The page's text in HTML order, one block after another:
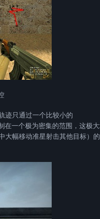
迹只通过一个比较小的
在一个极为密集的范围，这极
大幅移动准星射击其他目标）